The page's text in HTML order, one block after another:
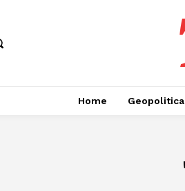
Home Geopolitica